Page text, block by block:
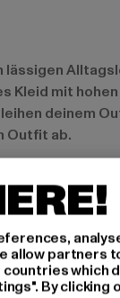
mit
deinem
Outfit ab.
im Trend.
Bio-
Trend
allow partners
which
By clicking